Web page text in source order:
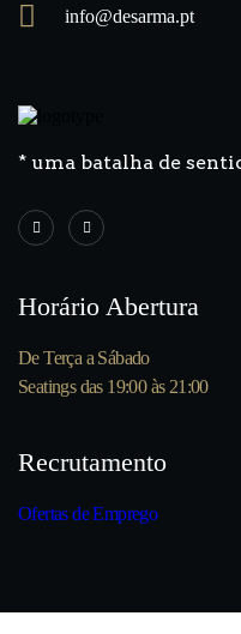
info@desarma.pt
* uma batalha de
Horário Abertura
De Terça a Sábado
Seatings das 19:00 às 21:00
Recrutamento
Ofertas de Emprego